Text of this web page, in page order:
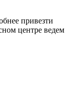
привезти
центре ведем